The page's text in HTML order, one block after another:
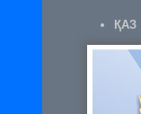
ҚАЗ